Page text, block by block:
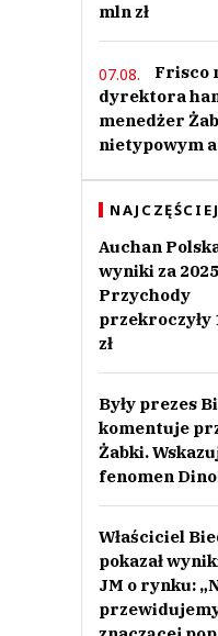
mln zł
07.08.
Frisco
dyrektora
menedżer
nietypowym
Auchan
wyniki za
Przychody
przekroczyły
zł
Były prezes
komentuje
Żabki.
fenomen
Właściciel
pokazał
JM o rynku: